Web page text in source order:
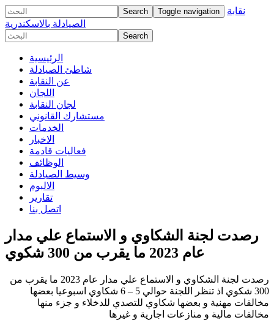
Toggle navigation
نقابة
الصيادلة بالاسكندرية
الرئيسية
شاطئ الصيادلة
عن النقابة
اللجان
لجان النقابة
مستشارك القانوني
الخدمات
الاخبار
فعاليات قادمة
الوظائف
وسيط الصيادلة
الالبوم
تقارير
اتصل بنا
رصدت لجنة الشكاوي و الاستماع علي مدار
عام 2023 ما يقرب من 300 شكوي
رصدت لجنة الشكاوي و الاستماع علي مدار عام 2023 ما يقرب من
300 شكوي اذ تنظر اللجنة حوالي 5 – 6 شكاوي اسبوعيا بعضها
مخالفات مهنية و بعضها شكاوي للتصدي للدخلاء و جزء منها
مخالفات مالية و منازعات اجارية و غيرها